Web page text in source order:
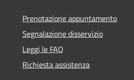
Prenotazione appuntamento
Segnalazione disservizio
Leggi le FAQ
Richiesta assistenza